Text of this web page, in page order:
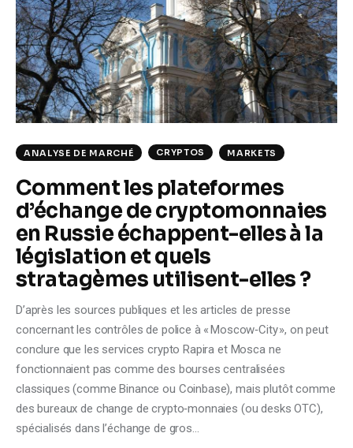
Climate
Markets
Tech
ANALYSE DE MARCHÉ CRYPTOS MARKETS
Comment les plateformes
d’échange de cryptomonnaies
en Russie échappent-elles à la
législation et quels
stratagèmes utilisent-elles ?
D’après les sources publiques et les articles de presse
concernant les contrôles de police à « Moscow‑City », on peut
conclure que les services crypto Rapira et Mosca ne
fonctionnaient pas comme des bourses centralisées
classiques (comme Binance ou Coinbase), mais plutôt comme
des bureaux de change de crypto‑monnaies (ou desks OTC),
spécialisés dans l’échange de gros…